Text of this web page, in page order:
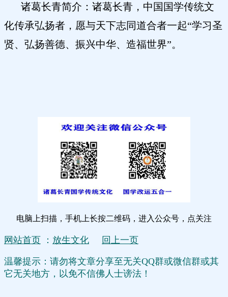
诸葛长青简介：诸葛长青，中国国学传统文
化传承弘扬者，愿与天下志同道合者一起“学习圣
贤、弘扬善德、振兴中华、造福世界”。
电脑上扫描，手机上长按二维码，进入公众号，点关注
网站首页 ： 放生文化 回上一页
温馨提示：请勿将文章分享至无关QQ群或微信群或其
它无关地方，以免不信佛人士谤法！